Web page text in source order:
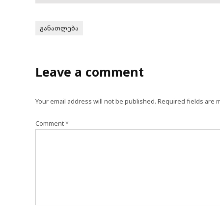
განათლება
Leave a comment
Your email address will not be published. Required fields are
Comment*